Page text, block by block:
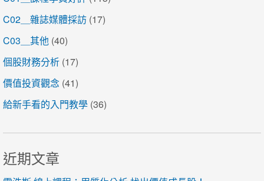
C02＿雜誌媒體採訪 (17)
C03＿其他 (40)
個股財務分析 (17)
價值投資觀念 (41)
給新手看的入門教學 (36)
近期文章